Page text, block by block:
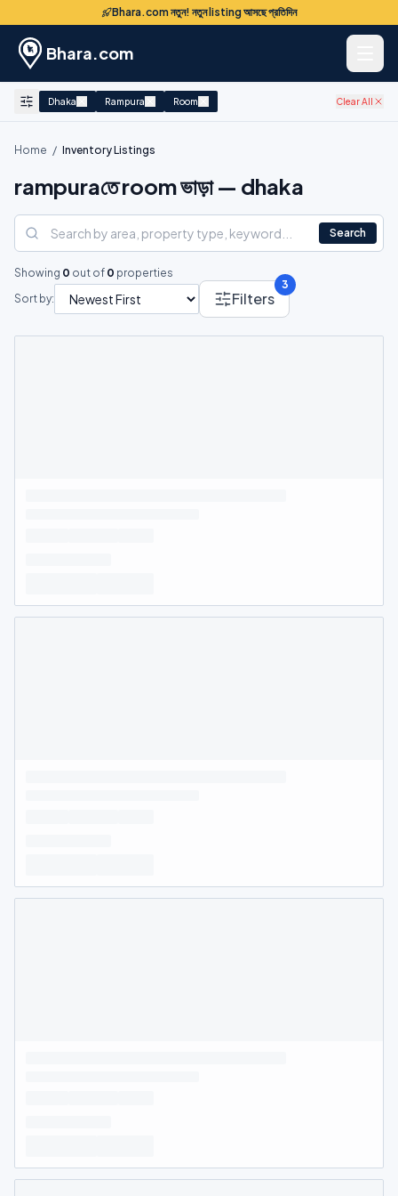
Bhara.com নতুন! নতুন listing আসছে প্রতিদিন
Bhara.com
Dhaka Rampura Room Clear All
Home / Inventory Listings
rampuraতে room ভাড়া — dhaka
Search
Showing 0 out of 0 properties
Sort by:
Filters
3